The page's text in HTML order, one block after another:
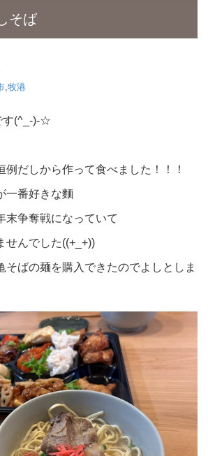
そば
牧港
す(^_-)-☆
例だしから作って食べました！！！
一番好きな麵
末争奪戦になっていて
せんでした((+_+))
そばの麺を購入できたのでよしとしま